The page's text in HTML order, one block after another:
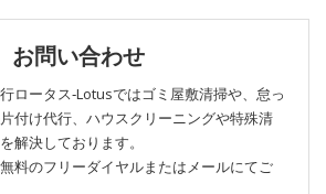
お問い合わせ
ロータス‐Lotusではゴミ屋敷清掃や、怠っ
付け代行、ハウスクリーニングや特殊清
解決しております。
料のフリーダイヤルまたはメールにてご